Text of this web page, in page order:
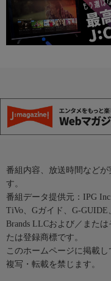
番組内容、放送時間など
す。
番組データ提供元：IPG
TiVo、Gガイド、G-
Brands LLCおよび／また
たは登録商標です。
このホームページに掲載
複写・転載を禁じます。